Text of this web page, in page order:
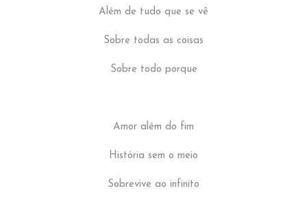
Além de tudo que se vê
Sobre todas as coisas
Sobre todo porque
Amor além do fim
História sem o meio
Sobrevive ao infinito